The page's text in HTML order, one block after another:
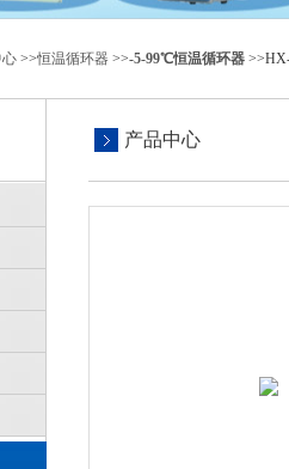
心 >>恒温循环器 >>-5-99℃恒温循环器
产品中心